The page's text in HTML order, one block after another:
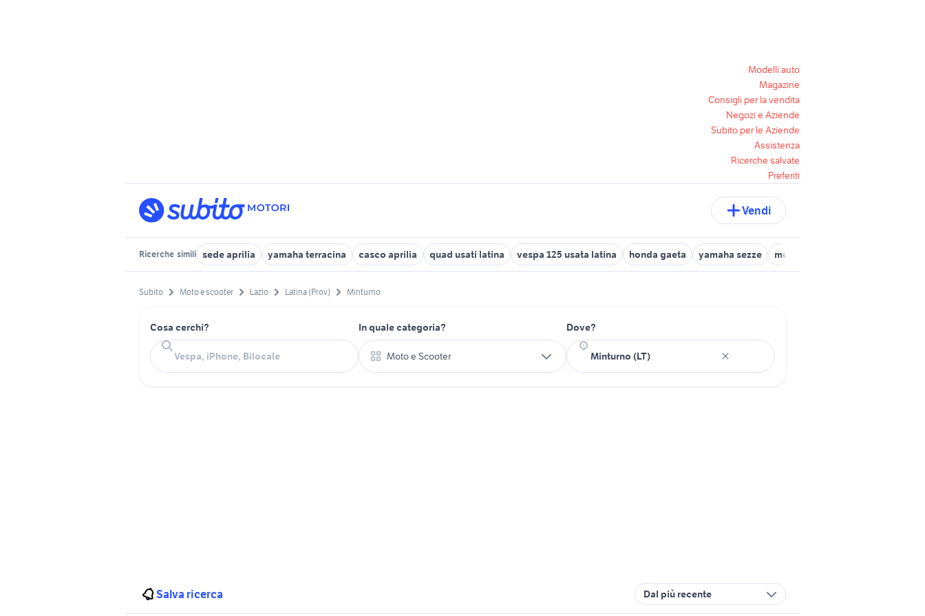
Modelli auto
Magazine
Consigli per la vendita
Negozi e Aziende
Subito per le Aziende
Assistenza
Ricerche salvate
Preferiti
Vendi
Ricerche simili sede aprilia yamaha terracina casco aprilia quad usati latina vespa 125 usata latina honda gaeta yamaha sezze moto usate sabaudia
Subito Moto e scooter Lazio Latina (Prov) Minturno
Cosa cerchi? In quale categoria?
Moto e Scooter
Dove?
Salva ricerca Dal più recente